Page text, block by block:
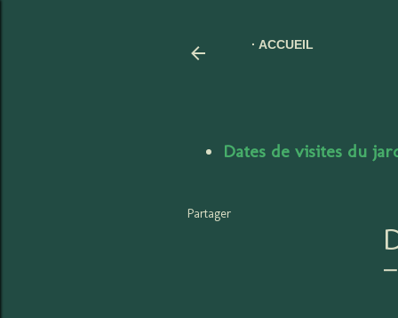
ACCUEIL
Dates de visites du
Partager